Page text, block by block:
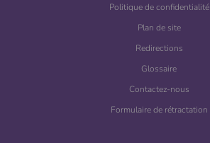
Politique de confidentialité
Plan de site
Redirections
Glossaire
Contactez-nous
Formulaire de rétractation